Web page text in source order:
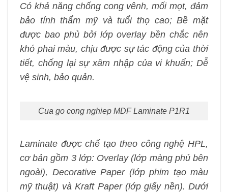
Có khả năng chống cong vênh, mối mọt, đảm
bảo tính thẩm mỹ và tuổi thọ cao; Bề mặt
được bao phủ bởi lớp overlay bền chắc nên
khó phai màu, chịu được sự tác động của thời
tiết, chống lại sự xâm nhập của vi khuẩn; Dễ
vệ sinh, bảo quản.
Cua go cong nghiep MDF Laminate P1R1
Laminate được chế tạo theo công nghệ HPL,
cơ bản gồm 3 lớp: Overlay (lớp màng phủ bên
ngoài), Decorative Paper (lớp phim tạo màu
mỹ thuật) và Kraft Paper (lớp giấy nền). Dưới